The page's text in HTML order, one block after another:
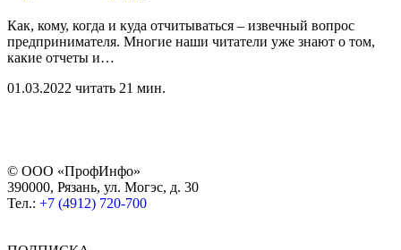
Как, кому, когда и куда отчитываться – извечный вопрос
предпринимателя. Многие наши читатели уже знают о том,
какие отчеты и…
01.03.2022 читать 21 мин.
© ООО «ПрофИнфо»
390000, Рязань, ул. Могэс, д. 30
Тел.: +7 (4912) 720-700